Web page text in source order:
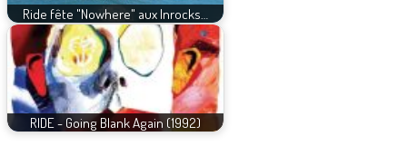
Ride fête "Nowhere" aux Inrocks…
RIDE - Going Blank Again (1992)